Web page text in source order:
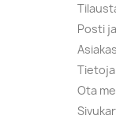
Posti
Ota